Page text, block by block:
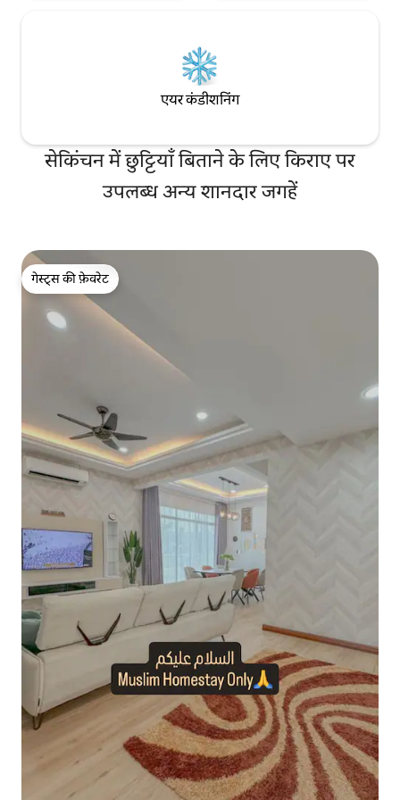
एयर कंडीशनिंग
सेकिंचन में छुट्टियाँ बिताने के लिए किराए पर
उपलब्ध अन्य शानदार जगहें
गेस्ट्स की फ़ेवरेट
गेस्ट्स की फ़ेवरेट